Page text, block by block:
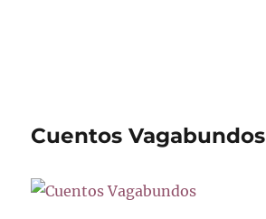
Cuentos Vagabundos